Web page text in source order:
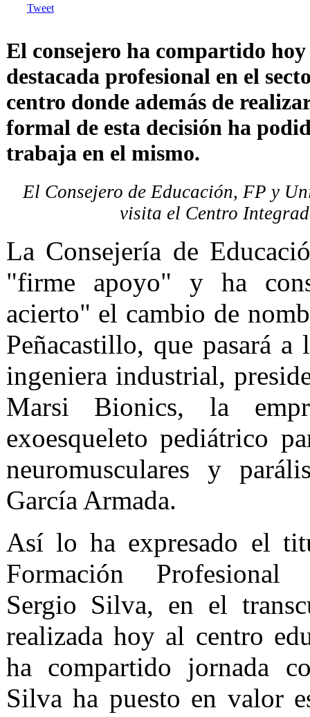
Tweet
El consejero ha compartido
destacada profesional en el
centro donde además de
formal de esta decisión ha
trabaja en el mismo.
El Consejero de Educación, FP y
visita el Centro
La Consejería de
"firme apoyo" y ha
acierto" el cambio de
Peñacastillo, que pasará
ingeniera industrial,
Marsi Bionics, la
exoesqueleto pediátrico
neuromusculares y
García Armada.
Así lo ha expresado el
Formación Profesional
Sergio Silva, en el
realizada hoy al centro
ha compartido jornada
Silva ha puesto en valor